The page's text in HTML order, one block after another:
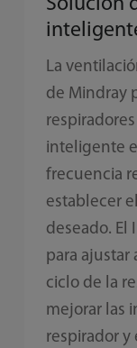
La
de Mindray
inteligente
frecuencia
establecer
deseado. El
para
ciclo de la
mejorar las
respirador y